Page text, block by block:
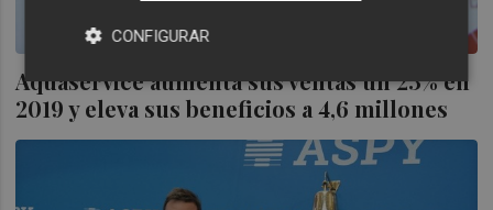
Aquaservice aumenta sus ventas un 23% en
2019 y eleva sus beneficios a 4,6 millones
CONFIGURAR